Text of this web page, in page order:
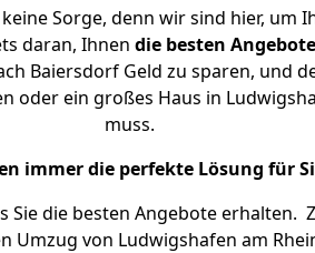
Sorge, denn wir sind hier, um
daran, Ihnen die besten
Baiersdorf Geld zu sparen, und
oder ein großes Haus in
muss.
immer die perfekte Lösung für
Sie die besten Angebote erhalten.
Umzug von Ludwigshafen am